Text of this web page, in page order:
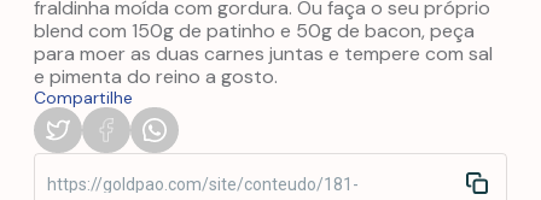
fraldinha moída com gordura. Ou faça o seu próprio
blend com 150g de patinho e 50g de bacon, peça
para moer as duas carnes juntas e tempere com sal
e pimenta do reino a gosto.
Compartilhe
https://goldpao.com/site/conteudo/181-